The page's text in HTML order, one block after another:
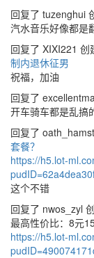
回复了 tuzenghui
汽水音乐好像都是
回复了 XIXI221 创
制内退休征男
祝福，加油
回复了
开车骑车都是乱搞
回复了
套餐？
https://h5.lot-
这个不错
回复了 nwos_zyl
最高性价比：8元
https://h5.lot-